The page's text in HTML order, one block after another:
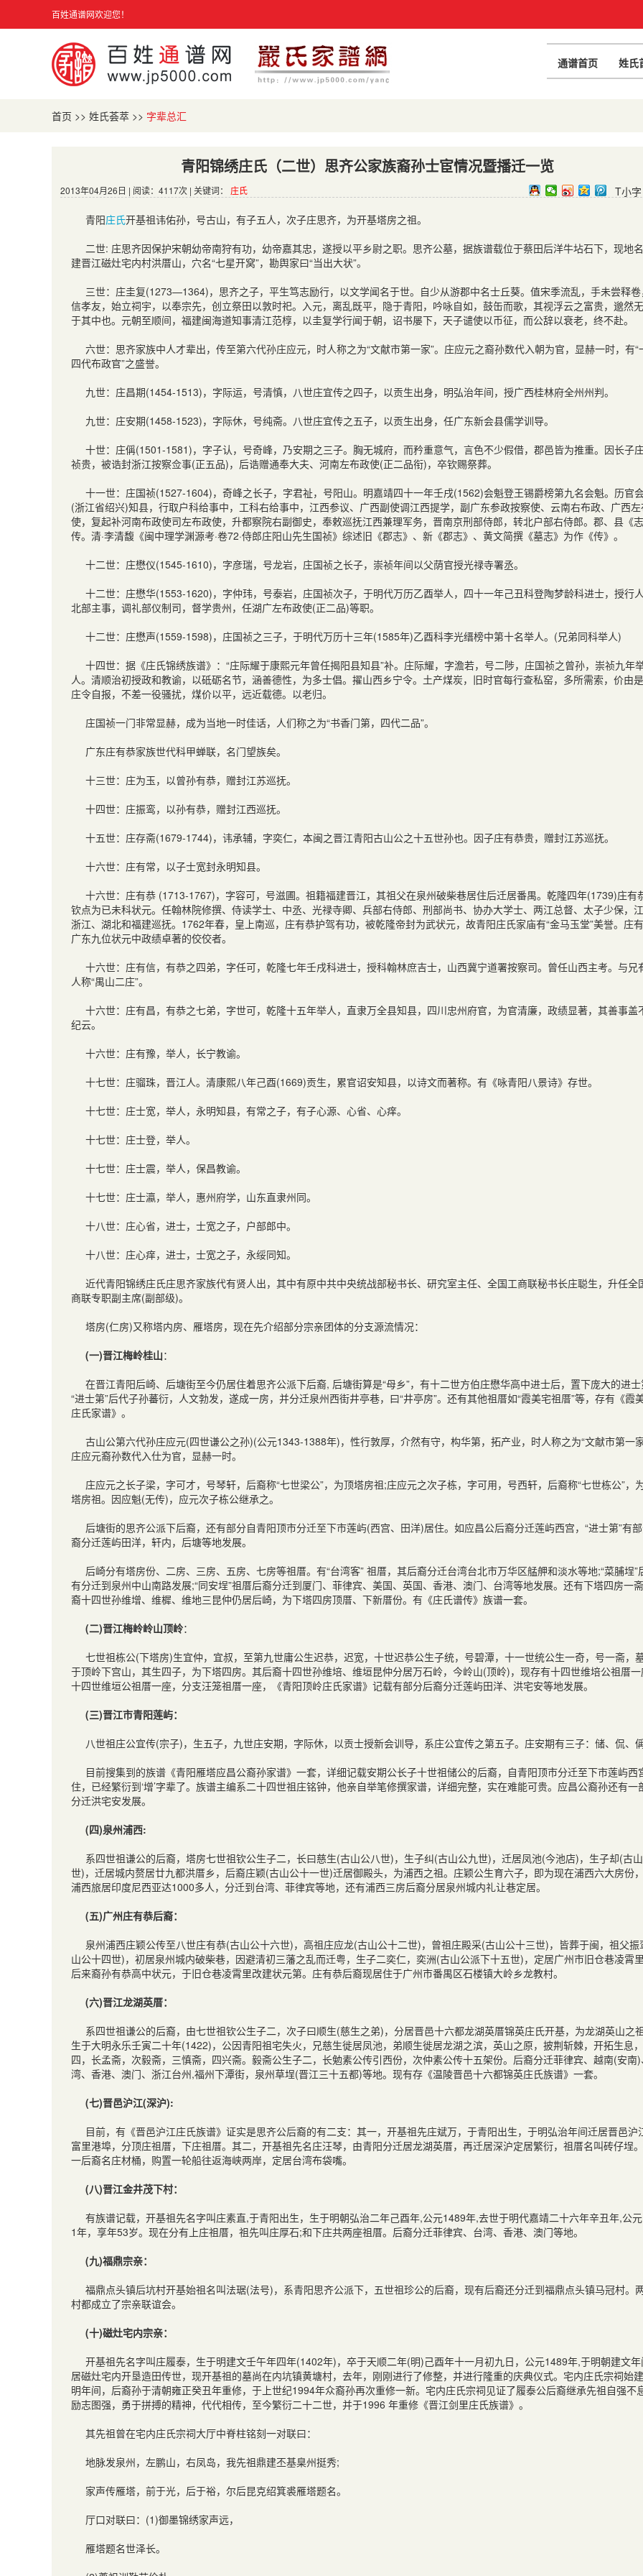
百姓通谱网欢迎您！
通谱首页 姓氏
首页 >> 姓氏荟萃 >> 字辈总汇
青阳锦绣庄氏（二世）思齐公家族裔孙士宦情况暨播迁一览
2013年04月26日 | 阅读：4117次 | 关键词： 庄氏 T小字
青阳庄氏开基祖讳佑孙，号古山，有子五人，次子庄思齐，为开基塔房之祖。
二世: 庄思齐因保护宋朝幼帝南狩有功，幼帝嘉其忠，遂授以平乡尉之职。思齐公墓，据族谱载位于蔡田后洋牛坫石下，现地
建晋江磁灶宅内村洪厝山，穴名“七星开窝”，勘舆家曰“当出大状”。
三世：庄圭复(1273—1364)，思齐之子，平生笃志励行，以文学闻名于世。自少从游郡中名士丘葵。值宋季流乱，手未尝释
信孝友，始立祠宇，以奉宗先，创立祭田以敦时祀。入元，离乱既平，隐于青阳，吟咏自如，鼓缶而歌，其视浮云之富贵，邈然
于其中也。元朝至顺间，福建闽海道知事清江范椁，以圭复学行闻于朝，诏书屡下，天子谴使以币征，而公辞以衰老，终不赴。
六世：思齐家族中人才辈出，传至第六代孙庄应元，时人称之为“文献市第一家”。庄应元之裔孙数代入朝为官，显赫一时，有“
四代布政官”之盛誉。
九世：庄昌期(1454-1513)，字际运，号清慎，八世庄宜传之四子，以贡生出身，明弘治年间，授广西桂林府全州州判。
九世：庄安期(1458-1523)，字际休，号纯斋。八世庄宜传之五子，以贡生出身，任广东新会县儒学训导。
十世：庄偁(1501-1581)，字子认，号奇峰，乃安期之三子。胸无城府，而矜重意气，言色不少假借，郡邑皆为推重。因长子
祯贵，被诰封浙江按察佥事(正五品)，后诰赠通奉大夫、河南左布政使(正二品衔)，卒钦赐祭葬。
十一世：庄国祯(1527-1604)，奇峰之长子，字君祉，号阳山。明嘉靖四十一年壬戌(1562)会魁登王锡爵榜第九名会魁。历官
(浙江省绍兴)知县，行取户科给事中，工科右给事中，江西参议、广西副使调江西提学，副广东参政按察使、云南右布政、广西
使，复起补河南布政使司左布政使，升都察院右副御史，奉敕巡抚江西兼理军务，晋南京刑部侍郎，转北户部右侍郎。郡、县《
传。清·李清馥《闽中理学渊源考·卷72·侍郎庄阳山先生国祯》综述旧《郡志》、新《郡志》、黄文简撰《墓志》为作《传》。
十二世：庄懋仪(1545-1610)，字彦瑞，号龙岩，庄国祯之长子，崇祯年间以父荫官授光禄寺署丞。
十二世：庄懋华(1553-1620)，字仲玮，号泰岩，庄国祯次子，于明代万历乙酉举人，四十一年己丑科登陶梦龄科进士，授行
北部主事，调礼部仪制司，督学贵州，任湖广左布政使(正二品)等职。
十二世：庄懋声(1559-1598)，庄国祯之三子，于明代万历十三年(1585年)乙酉科李光缙榜中第十名举人。(兄弟同科举人)
十四世：据《庄氏锦绣族谱》：“庄际耀于康熙元年曾任揭阳县知县”补。庄际耀，字澹若，号二陟，庄国祯之曾孙，崇祯九年
人。清顺治初授政和教谕，以砥砺名节，涵善德性，为多士倡。擢山西乡宁令。土产煤炭，旧时官每行查私窑，多所需索，价由是
庄令自报，不差一役骚扰，煤价以平，远近载德。以老归。
庄国祯一门非常显赫，成为当地一时佳话，人们称之为“书香门第，四代二品”。
广东庄有恭家族世代科甲蝉联，名门望族矣。
十三世：庄为玉，以曾孙有恭，赠封江苏巡抚。
十四世：庄振鸾，以孙有恭，赠封江西巡抚。
十五世：庄存斋(1679-1744)，讳承辅，字奕仁，本闽之晋江青阳古山公之十五世孙也。因子庄有恭贵，赠封江苏巡抚。
十六世：庄有常，以子士宽封永明知县。
十六世：庄有恭 (1713-1767)，字容可，号滋圃。祖籍福建晋江，其祖父在泉州破柴巷居住后迁居番禺。乾隆四年(1739)庄有
钦点为已未科状元。任翰林院修撰、侍读学士、中丞、光禄寺卿、兵部右侍郎、刑部尚书、协办大学士、两江总督、太子少保，江
浙江、湖北和福建巡抚。1762年春，皇上南巡，庄有恭护驾有功，被乾隆帝封为武状元，故青阳庄氏家庙有“金马玉堂”美誉。庄
广东九位状元中政绩卓著的佼佼者。
十六世：庄有信，有恭之四弟，字任可，乾隆七年壬戌科进士，授科翰林庶吉士，山西冀宁道署按察司。曾任山西主考。与兄
人称“禺山二庄”。
十六世：庄有昌，有恭之七弟，字世可，乾隆十五年举人，直隶万全县知县，四川忠州府官，为官清廉，政绩显著，其善事盖
纪云。
十六世：庄有豫，举人，长宁教谕。
十七世：庄骝珠，晋江人。清康熙八年己酉(1669)贡生，累官诏安知县，以诗文而著称。有《咏青阳八景诗》存世。
十七世：庄士宽，举人，永明知县，有常之子，有子心源、心省、心痒。
十七世：庄士登，举人。
十七世：庄士震，举人，保昌教谕。
十七世：庄士瀛，举人，惠州府学，山东直隶州同。
十八世：庄心省，进士，士宽之子，户部郎中。
十八世：庄心痒，进士，士宽之子，永绥同知。
近代青阳锦绣庄氏庄思齐家族代有贤人出，其中有原中共中央统战部秘书长、研究室主任、全国工商联秘书长庄聪生，升任全
商联专职副主席(副部级)。
塔房(仁房)又称塔内房、雁塔房，现在先介绍部分宗亲团体的分支源流情况：
(一)晋江梅岭桂山：
在晋江青阳后崎、后塘街至今仍居住着思齐公派下后裔, 后塘街算是“母乡”，有十二世方伯庄懋华高中进士后，置下庞大的进士
“进士第”后代子孙蕃衍，人文勃发，遂成一房，并分迁泉州西街井亭巷，曰“井亭房”。还有其他祖厝如“霞美宅祖厝”等，存有《霞
庄氏家谱》。
古山公第六代孙庄应元(四世谦公之孙)(公元1343-1388年)，性行敦厚，介然有守，构华第，拓产业，时人称之为“文献市第一家
庄应元裔孙数代入仕为官，显赫一时。
庄应元之长子梁，字可才，号琴轩，后裔称“七世梁公”，为顶塔房祖;庄应元之次子栋，字可用，号西轩，后裔称“七世栋公”，
塔房祖。因应魁(无传)，应元次子栋公继承之。
后塘街的思齐公派下后裔，还有部分自青阳顶市分迁至下市莲屿(西宫、田洋)居住。如应昌公后裔分迁莲屿西宫，“进士第”有
裔分迁莲屿田洋，轩内，后塘等地发展。
后崎分有塔房份、二房、三房、五房、七房等祖厝。有“台湾客” 祖厝，其后裔分迁台湾台北市万华区艋舺和淡水等地;“菜脯埕”
有分迁到泉州中山南路发展;“同安埕”祖厝后裔分迁到厦门、菲律宾、美国、英国、香港、澳门、台湾等地发展。还有下塔四房一
裔十四世孙维增、维樨、维地三昆仲仍居后崎，为下塔四房顶厝、下新厝份。有《庄氏谱传》族谱一套。
(二)晋江梅岭岭山顶岭：
七世祖栋公(下塔房)生宜仲，宜叔，至第九世庸公生迟恭，迟宽，十世迟恭公生子统，号碧潭，十一世统公生一奇，号一斋，
于顶岭下宫山，其生四子，为下塔四房。其后裔十四世孙维培、维垣昆仲分居万石岭，今岭山(顶岭)，现存有十四世维培公祖厝一
十四世维垣公祖厝一座，分支汪笼祖厝一座，《青阳顶岭庄氏家谱》记载有部分后裔分迁莲屿田洋、洪宅安等地发展。
(三)晋江市青阳莲屿：
八世祖庄公宜传(宗子)，生五子，九世庄安期，字际休，以贡士授新会训导，系庄公宜传之第五子。庄安期有三子：储、侃、偁
目前搜集到的族谱《青阳雁塔应昌公裔孙家谱》一套，详细记载安期公长子十世祖储公的后裔，自青阳顶市分迁至下市莲屿西
住，已经繁衍到‘增’字辈了。族谱主编系二十四世祖庄铭钟，他亲自举笔修撰家谱，详细完整，实在难能可贵。应昌公裔孙还有一
分迁洪宅安发展。
(四)泉州浦西:
系四世祖谦公的后裔，塔房七世祖钦公生子二，长曰慈生(古山公八世)，生子纠(古山公九世)，迁居凤池(今池店)，生子却(古
世)，迁居城内赘居廿九都洪厝乡，后裔庄颖(古山公十一世)迁居御殿头，为浦西之祖。庄颖公生育六子，即为现在浦西六大房份
浦西旅居印度尼西亚达1000多人，分迁到台湾、菲律宾等地，还有浦西三房后裔分居泉州城内礼让巷定居。
(五)广州庄有恭后裔：
泉州浦西庄颖公传至八世庄有恭(古山公十六世)，高祖庄应龙(古山公十二世)，曾祖庄殿采(古山公十三世)，皆葬于闽，祖父振
山公十四世)，初居泉州城内破柴巷，因避清初三藩之乱而迁粤，生子二奕仁，奕洲(古山公派下十五世)，定居广州市旧仓巷凌霄里
后来裔孙有恭高中状元，于旧仓巷凌霄里改建状元第。庄有恭后裔现居住于广州市番禺区石楼镇大岭乡龙教村。
(六)晋江龙湖英厝：
系四世祖谦公的后裔，由七世祖钦公生子二，次子曰顺生(慈生之弟)，分居晋邑十六都龙湖英厝锦英庄氏开基，为龙湖英山之祖
生于大明永乐壬寅二十年(1422)，公因青阳祖宅失火，兄慈生徙居凤池，弟顺生徙居龙湖之滨，英山之原，披荆斩棘，开拓生息
四，长孟斋，次毅斋，三慎斋，四兴斋。毅斋公生子二，长勉素公传引西份，次仲素公传十五架份。后裔分迁菲律宾、越南(安南)
湾、香港、澳门、浙江台州,福州下潭街，泉州草埕(晋江三十五都)等地。现有存《温陵晋邑十六都锦英庄氏族谱》一套。
(七)晋邑沪江(深沪):
目前，有《晋邑沪江庄氏族谱》证实是思齐公后裔的有二支：其一，开基祖先庄斌万，于青阳出生，于明弘治年间迁居晋邑沪
富里港埠，分顶庄祖厝，下庄祖厝。其二，开基祖先名庄汪琴，由青阳分迁居龙湖英厝，再迁居深沪定居繁衍，祖厝名叫砖仔埕
一后裔名庄材桶，购置一轮船往返海峡两岸，定居台湾布袋嘴。
(八)晋江金井茂下村：
有族谱记载，开基祖先名字叫庄素直,于青阳出生，生于明朝弘治二年己酉年,公元1489年,去世于明代嘉靖二十六年辛丑年,公
1年，享年53岁。现在分有上庄祖厝，祖先叫庄厚石;和下庄共两座祖厝。后裔分迁菲律宾、台湾、香港、澳门等地。
(九)福鼎宗亲：
福鼎点头镇后坑村开基始祖名叫法琚(法号)，系青阳思齐公派下，五世祖珍公的后裔，现有后裔还分迁到福鼎点头镇马冠村。
村都成立了宗亲联谊会。
(十)磁灶宅内宗亲：
开基祖先名字叫庄履泰，生于明建文壬午年四年(1402年)，卒于天顺二年(明)己酉年十一月初九日，公元1489年,于明朝建文
居磁灶宅内开垦造田传世，现开基祖的墓尚在内坑镇黄塘村，去年，刚刚进行了修整，并进行隆重的庆典仪式。宅内庄氏宗祠始
明年间，后裔孙于清朝雍正癸丑年重修，于上世纪1994年众裔孙再次重修一新。宅内庄氏宗祠见证了履泰公后裔继承先祖自强不息
励志图强，勇于拼搏的精神，代代相传，至今繁衍二十二世，并于1996 年重修《晋江剑里庄氏族谱》。
其先祖曾在宅内庄氏宗祠大厅中脊柱铭刻一对联曰：
地脉发泉州，左鹏山，右凤岛，我先祖鼎建丕基臬州挺秀;
家声传雁塔，前于光，后于裕，尔后昆克绍箕裘雁塔题名。
厅口对联曰：(1)御墨锦绣家声远，
雁塔题名世泽长。